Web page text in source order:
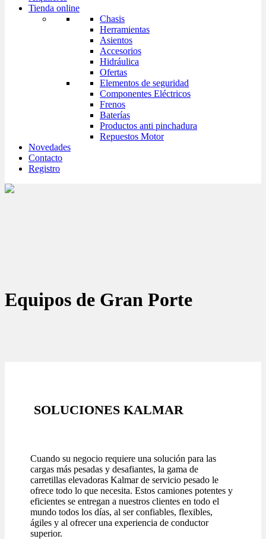
Tienda online
Chasis
Herramientas
Asientos
Accesorios
Hidráulica
Ofertas
Elementos de seguridad
Componentes Eléctricos
Frenos
Baterías
Productos anti pinchadura
Repuestos Motor
Novedades
Contacto
Registro
Equipos de Gran Porte
SOLUCIONES KALMAR
Cuando su negocio requiere una solución para las
cargas más pesadas y desafiantes, la gama de
carretillas elevadoras Kalmar de servicio pesado le
ofrece todo lo que necesita. Estos camiones potentes y
eficientes se entregan a nuestros clientes en todo el
mundo todos los días, al ser confiables, flexibles,
ágiles y al ofrecer una experiencia de conductor
superior.